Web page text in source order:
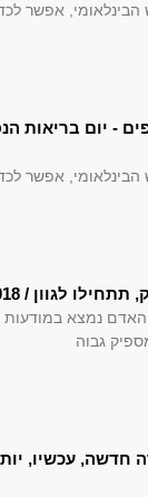
הבינלאומי, אפשר
- יום בריאות
הבינלאומי, אפשר
לגוון / 2018
האדם נמצא
גבוה
חדשה, עכשיו,